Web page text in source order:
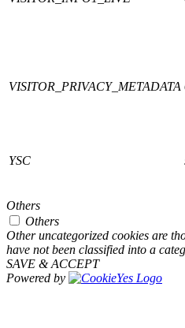
VISITOR_PRIVACY_METADATA
YSC
Others
Others
Other uncategorized cookies are
have not been classified into a
SAVE & ACCEPT
Powered by